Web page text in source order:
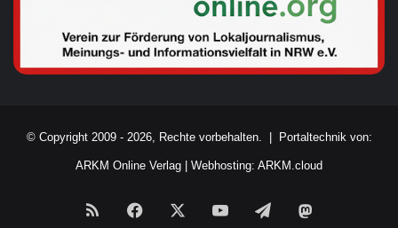
© Copyright 2009 - 2026, Rechte vorbehalten. | Portaltechnik von:
ARKM Online Verlag Webhosting: ARKM.cloud
RSS Facebook YouTubeTelegram